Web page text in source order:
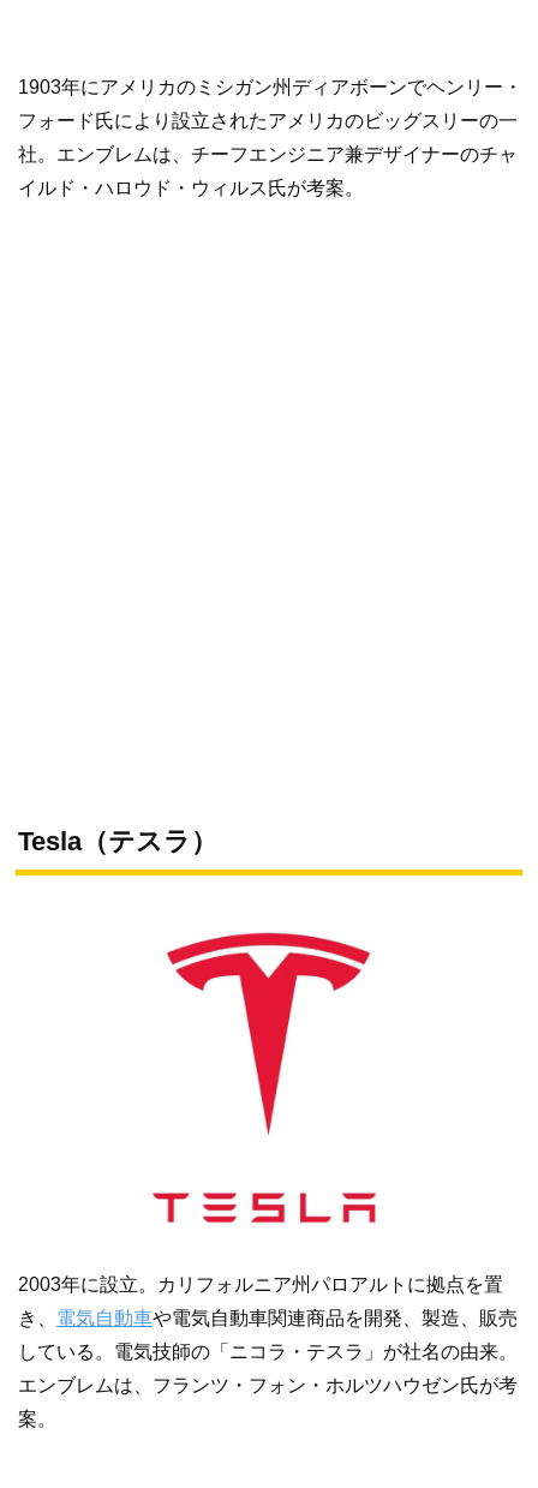
1903年にアメリカのミシガン州ディアボーンでヘンリー・
フォード氏により設立されたアメリカのビッグスリーの一
社。エンブレムは、チーフエンジニア兼デザイナーのチャ
イルド・ハロウド・ウィルス氏が考案。
Tesla（テスラ）
2003年に設立。カリフォルニア州パロアルトに拠点を置
き、 電気自動車や電気自動車関連商品を開発、製造、販売
している。電気技師の「ニコラ・テスラ」が社名の由来。
エンブレムは、フランツ・フォン・ホルツハウゼン氏が考
案。